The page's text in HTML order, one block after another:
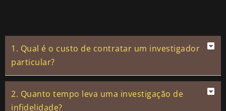
1. Qual é o custo de contratar um investigador
particular?
2. Quanto tempo leva uma investigação de
infidelidade?